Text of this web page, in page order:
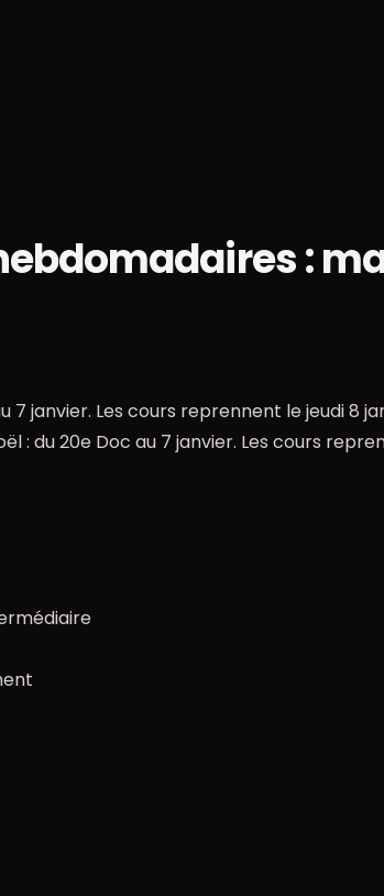
:
7 janvier. Les cours reprennent le jeudi 8
: du 20e Doc au 7 janvier. Les cours